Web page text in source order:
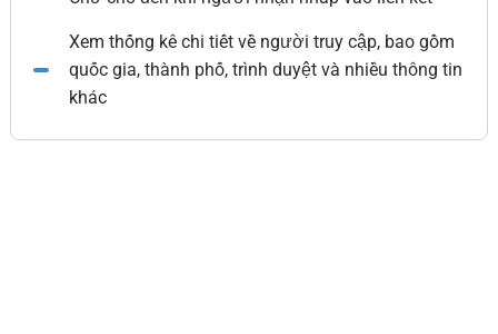
Xem thống kê chi tiết về người truy cập, bao gồm
quốc gia, thành phố, trình duyệt và nhiều thông tin
khác